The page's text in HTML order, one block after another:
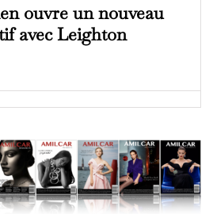
ouvre un nouveau
avec Leighton